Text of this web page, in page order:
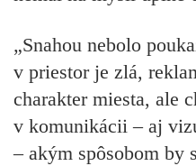
„Snahou nebolo
v priestor je zlá,
charakter miesta, ale
v komunikácii – aj
– akým spôsobom by